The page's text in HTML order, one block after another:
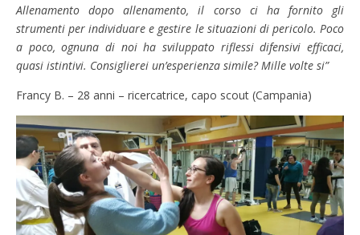
Allenamento dopo allenamento, il corso ci ha fornito gli
strumenti per individuare e gestire le situazioni di pericolo. Poco
a poco, ognuna di noi ha sviluppato riflessi difensivi efficaci,
quasi istintivi. Consiglierei un’esperienza simile? Mille volte si”
Francy B. – 28 anni – ricercatrice, capo scout (Campania)